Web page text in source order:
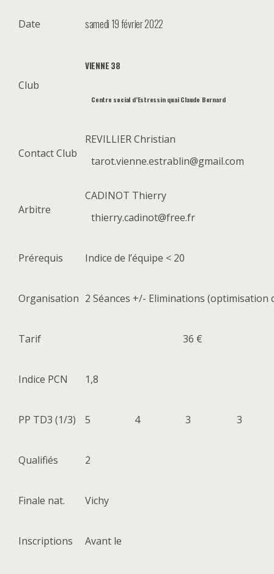
Date samedi 19 février 2022
Club
VIENNE 38
Centre social d’Estressin quai Claude Bernard
Contact Club
REVILLIER Christian
tarot.vienne.estrablin@gmail.com
Arbitre
CADINOT Thierry
thierry.cadinot@free.fr
Prérequis Indice de l’équipe < 20
Organisation 2 Séances +/- Eliminations (optimisation
Tarif 36 €
Indice PCN 1,8
PP TD3 (1/3) 5 4 3 3
Qualifiés 2
Finale nat. Vichy
Inscriptions Avant le